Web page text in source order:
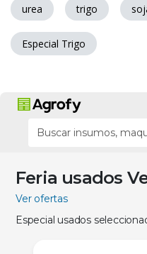
urea trigo
Especial Trigo
Feria usados
Ver ofertas
Especial usados